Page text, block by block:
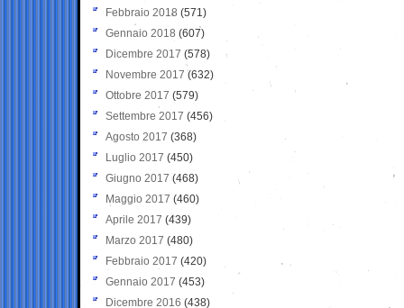
Febbraio 2018 (571)
Gennaio 2018 (607)
Dicembre 2017 (578)
Novembre 2017 (632)
Ottobre 2017 (579)
Settembre 2017 (456)
Agosto 2017 (368)
Luglio 2017 (450)
Giugno 2017 (468)
Maggio 2017 (460)
Aprile 2017 (439)
Marzo 2017 (480)
Febbraio 2017 (420)
Gennaio 2017 (453)
Dicembre 2016 (438)